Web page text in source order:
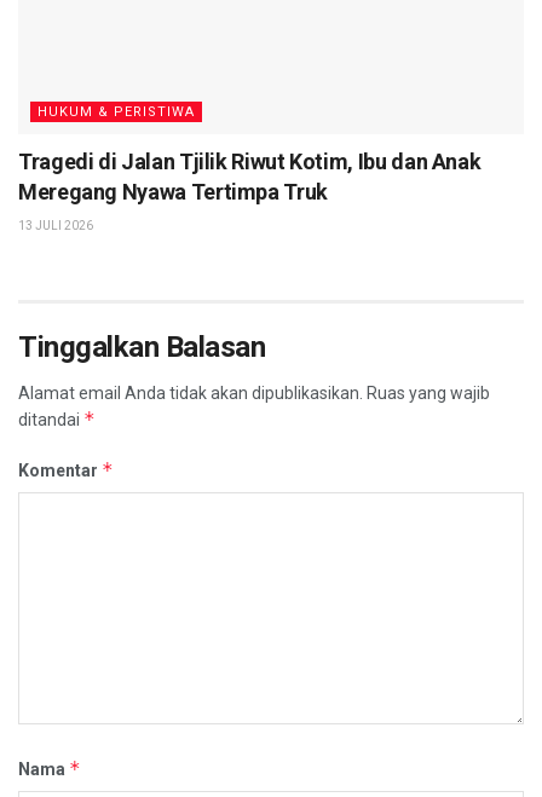
HUKUM & PERISTIWA
Tragedi di Jalan Tjilik Riwut Kotim, Ibu dan Anak
Meregang Nyawa Tertimpa Truk
13 JULI 2026
Tinggalkan Balasan
Alamat email Anda tidak akan dipublikasikan. Ruas yang wajib
ditandai *
Komentar *
Nama *